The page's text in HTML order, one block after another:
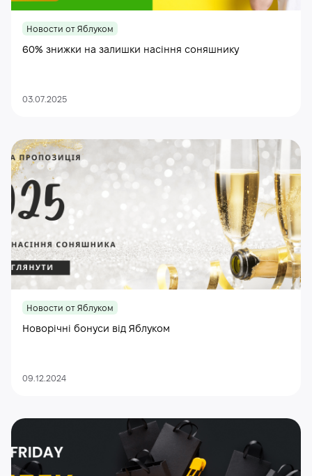
Новости от Яблуком
60% знижки на залишки насіння соняшнику
03.07.2025
Новости от Яблуком
Новорічні бонуси від Яблуком
09.12.2024